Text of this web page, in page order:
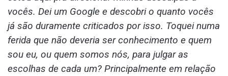
vocês. Dei um Google e descobri o quanto vocês
já são duramente criticados por isso. Toquei numa
ferida que não deveria ser conhecimento e quem
sou eu, ou quem somos nós, para julgar as
escolhas de cada um? Principalmente em relação